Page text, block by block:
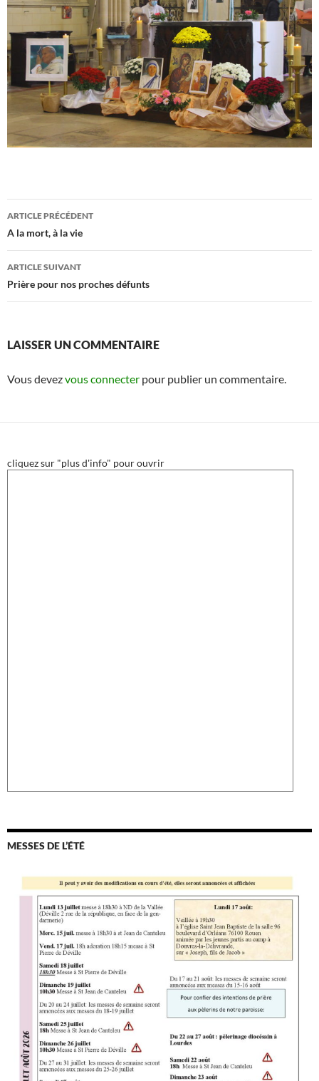
Navigation
des
articles
ARTICLE PRÉCÉDENT
A la mort, à la vie
ARTICLE SUIVANT
Prière pour nos proches défunts
LAISSER UN COMMENTAIRE
Vous devezvous connecter pour publier un commentaire.
cliquez sur "plus d'info" pour ouvrir
MESSES DE L’ÉTÉ